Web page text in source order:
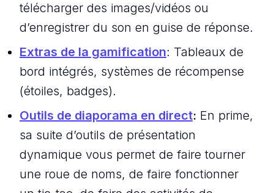
télécharger des images/vidéos ou
d’enregistrer du son en guise de réponse.
Extras de la gamification: Tableaux de
bord intégrés, systèmes de récompense
(étoiles, badges).
Outils de diaporama en direct: En prime,
sa suite d’outils de présentation
dynamique vous permet de faire tourner
une roue de noms, de faire fonctionner